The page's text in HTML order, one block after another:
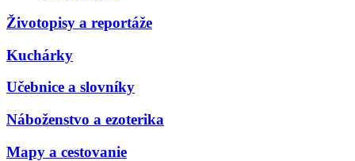
Životopisy a reportáže
Kuchárky
Učebnice a slovníky
Náboženstvo a ezoterika
Mapy a cestovanie